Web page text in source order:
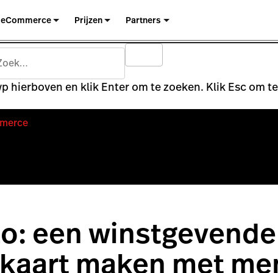
eCommerce Prijzen Partners
hierboven en klik Enter om te zoeken. Klik Esc om
een winstgevende
maken met